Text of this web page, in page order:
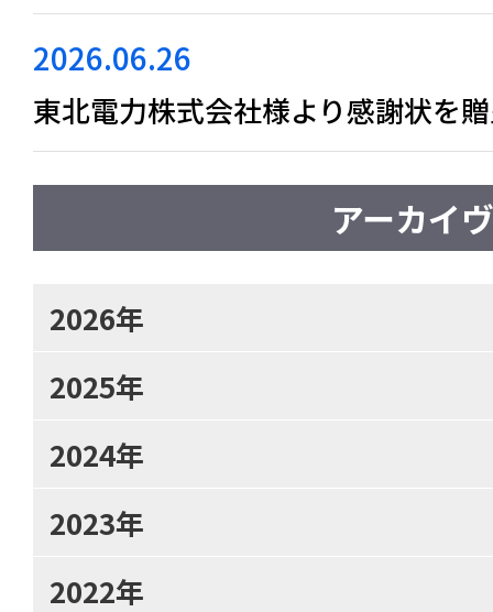
2026.06.26
東北電力株式会社様より感謝状を
アーカイヴ
2026年
2025年
2024年
2023年
2022年